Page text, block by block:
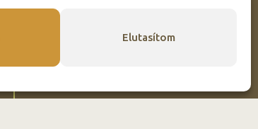
Elutasítom